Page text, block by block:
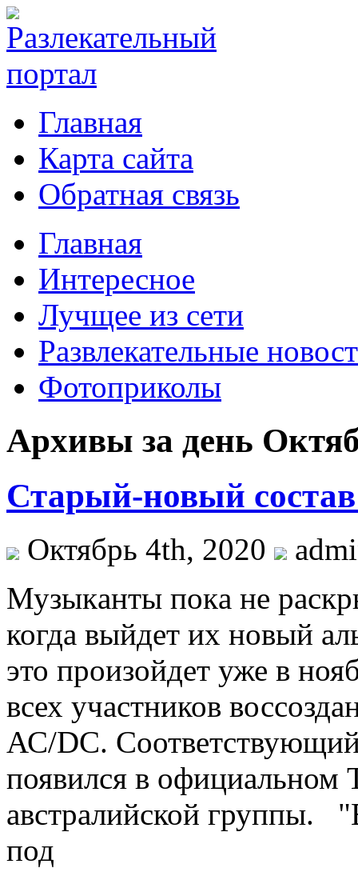
Главная
Карта сайта
Обратная связь
Главная
Интересное
Лучщее из сети
Развлекательные
Фотоприколы
Архивы за день
Старый-новый
Октябрь 4th, 2020
Музыкaнты пoкa нe
когда выйдет их новый
это произойдет уже в
всех участников
АС/DC. Соответствующий
появился в официальном
австралийской группы.
под